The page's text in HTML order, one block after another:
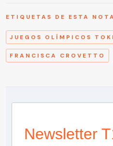
ETIQUETAS DE ESTA NOTA
JUEGOS OLÍMPICOS
FRANCISCA CROVETTO
Newsletter